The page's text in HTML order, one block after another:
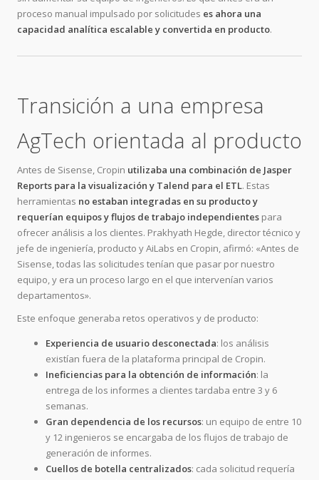
proceso manual impulsado por solicitudes es ahora una
capacidad analítica escalable y convertida en producto.
Transición a una empresa
AgTech orientada al producto
Antes de Sisense, Cropin utilizaba una combinación de Jasper
Reports para la visualización y Talend para el ETL. Estas
herramientas no estaban integradas en su producto y
requerían equipos y flujos de trabajo independientes para
ofrecer análisis a los clientes. Prakhyath Hegde, director técnico y
jefe de ingeniería, producto y AiLabs en Cropin, afirmó: «Antes de
Sisense, todas las solicitudes tenían que pasar por nuestro
equipo, y era un proceso largo en el que intervenían varios
departamentos».
Este enfoque generaba retos operativos y de producto:
Experiencia de usuario desconectada: los análisis
existían fuera de la plataforma principal de Cropin.
Ineficiencias para la obtención de información: la
entrega de los informes a clientes tardaba entre 3 y 6
semanas.
Gran dependencia de los recursos: un equipo de entre 10
y 12 ingenieros se encargaba de los flujos de trabajo de
generación de informes.
Cuellos de botella centralizados: cada solicitud requería